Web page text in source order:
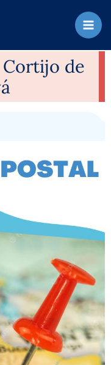
de